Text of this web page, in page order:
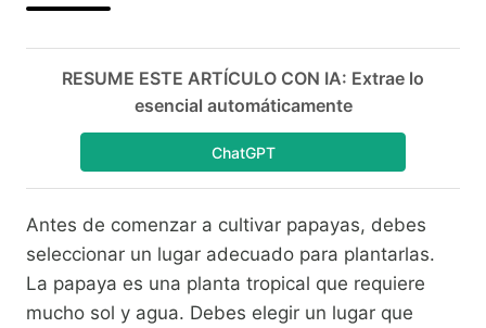
RESUME ESTE ARTÍCULO CON IA: Extrae lo
esencial automáticamente
ChatGPT
Antes de comenzar a cultivar papayas, debes
seleccionar un lugar adecuado para plantarlas.
La papaya es una planta tropical que requiere
mucho sol y agua. Debes elegir un lugar que